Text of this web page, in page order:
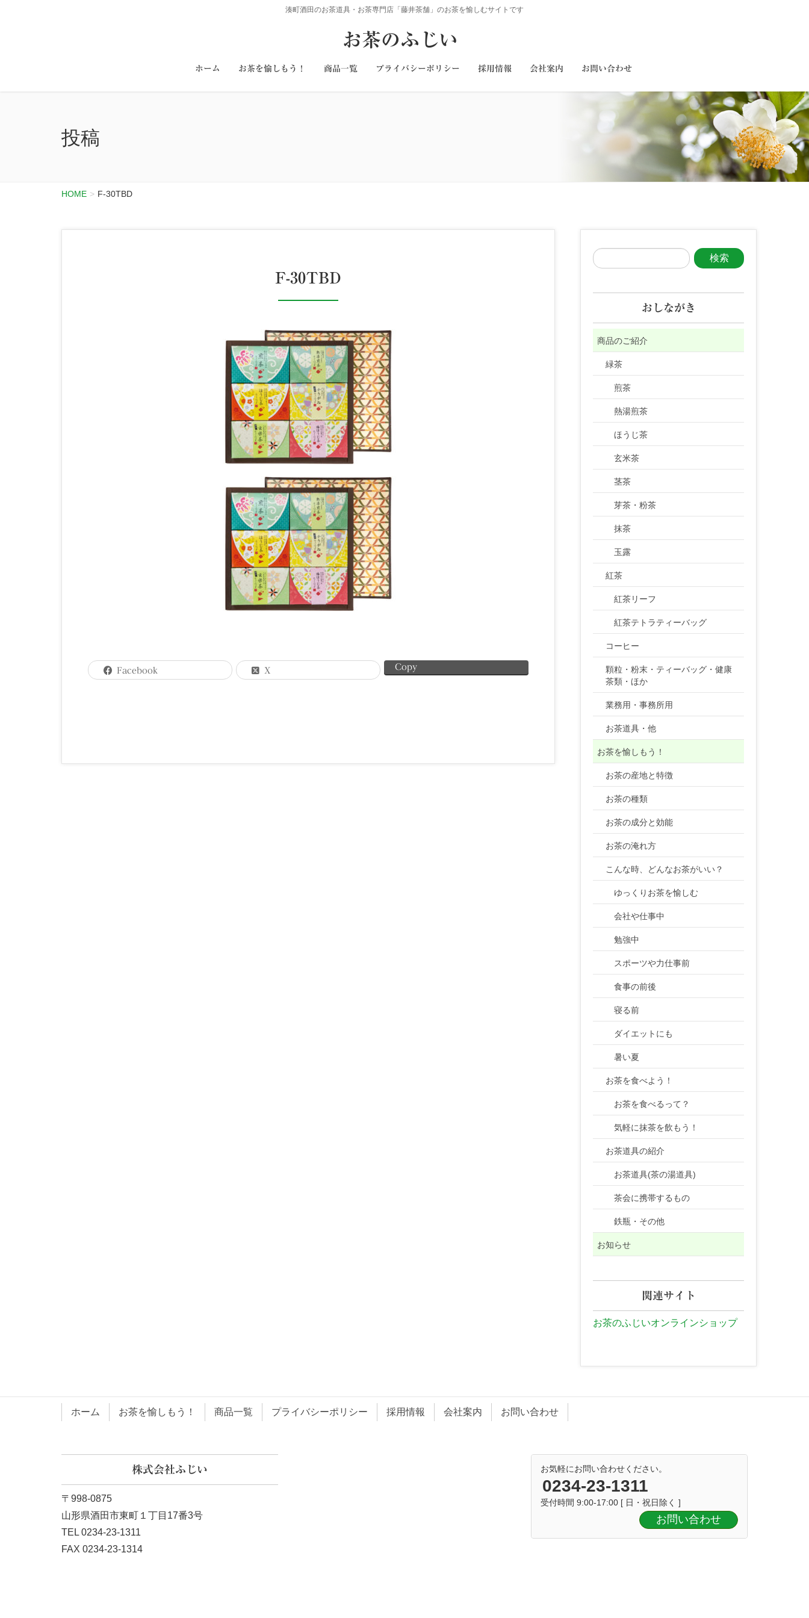
湊町酒田のお茶道具・お茶専門店「藤井茶舗」のお茶を愉しむサイトです
お茶のふじい
ホーム お茶を愉しもう！ 商品一覧 プライバシーポリシー 採用情報 会社案内 お問い合わせ
投稿
HOME F-30TBD
F-30TBD
Facebook X Copy
おしながき
商品のご紹介
緑茶
煎茶
熱湯煎茶
ほうじ茶
玄米茶
茎茶
芽茶・粉茶
抹茶
玉露
紅茶
紅茶リーフ
紅茶テトラティーバッグ
コーヒー
顆粒・粉末・ティーバッグ・健康
茶類・ほか
業務用・事務所用
お茶道具・他
お茶を愉しもう！
お茶の産地と特徴
お茶の種類
お茶の成分と効能
お茶の淹れ方
こんな時、どんなお茶がいい？
ゆっくりお茶を愉しむ
会社や仕事中
勉強中
スポーツや力仕事前
食事の前後
寝る前
ダイエットにも
暑い夏
お茶を食べよう！
お茶を食べるって？
気軽に抹茶を飲もう！
お茶道具の紹介
お茶道具(茶の湯道具)
茶会に携帯するもの
鉄瓶・その他
お知らせ
関連サイト
お茶のふじいオンラインショップ
ホーム お茶を愉しもう！ 商品一覧 プライバシーポリシー 採用情報 会社案内 お問い合わせ
株式会社ふじい
〒998-0875
山形県酒田市東町１丁目17番3号
TEL 0234-23-1311
FAX 0234-23-1314
お気軽にお問い合わせください。
0234-23-1311
受付時間 9:00-17:00 [ 日・祝日除く ]
お問い合わせ